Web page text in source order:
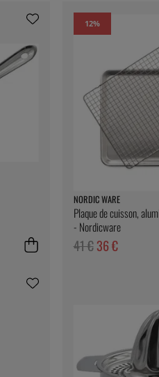
12%
NORDIC WARE
Plaque de cuisson,
- Nordicware
41 € 36 €